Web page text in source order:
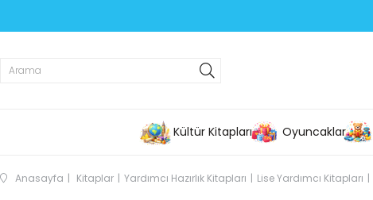
Kültür Kitapları Oyuncaklar
Anasayfa Kitaplar Yardımcı Hazırlık Kitapları Lise Yardımcı Kitapları